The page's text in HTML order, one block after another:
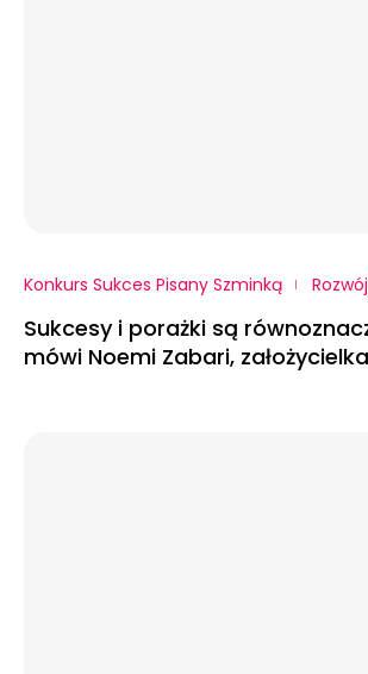
Konkurs Sukces Pisany Szminką
Sukcesy i porażki są
mówi Noemi Zabari,